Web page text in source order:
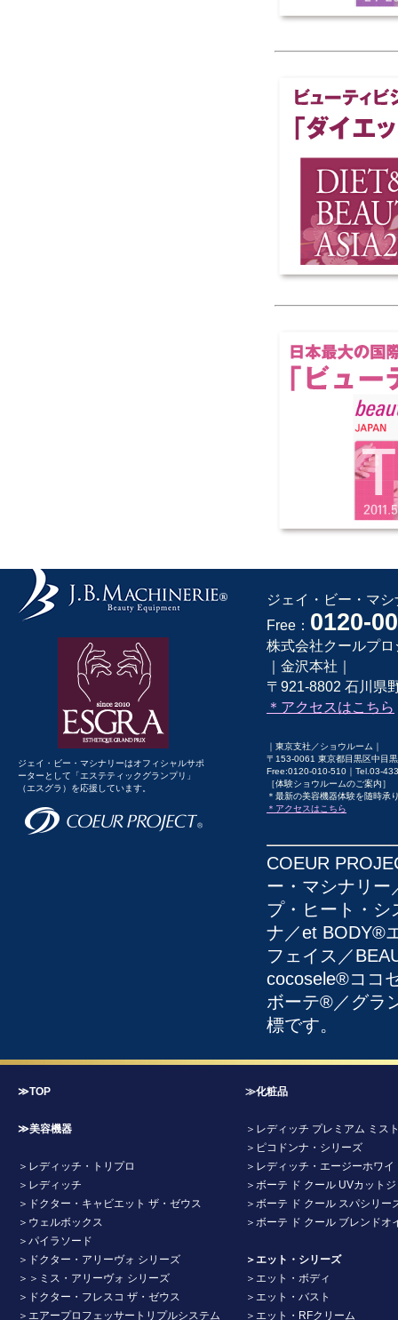
ジェイ・ビー・マシナリーはオフィシャルサポ
ーターとして「エステティックグランプリ」
（エスグラ）を応援しています。
ジェイ・ビー・マ
Free： 0120-
株式会社クールプ
｜金沢本社｜
〒921-8802 石川県
＊アクセスはこちら
｜東京支社／ショウルーム｜
〒153-0061 東京都目黒区中目
Free:0120-010-510｜Tel.03-
［体験ショウルームのご案内］
＊最新の美容機器体験を随時承
＊アクセスはこちら
COEUR
ー・マシナリ
プ・ヒート・
ナ／et BODY®
フェイス／
cocosele®ココ
ボーテ®／グラ
標です。